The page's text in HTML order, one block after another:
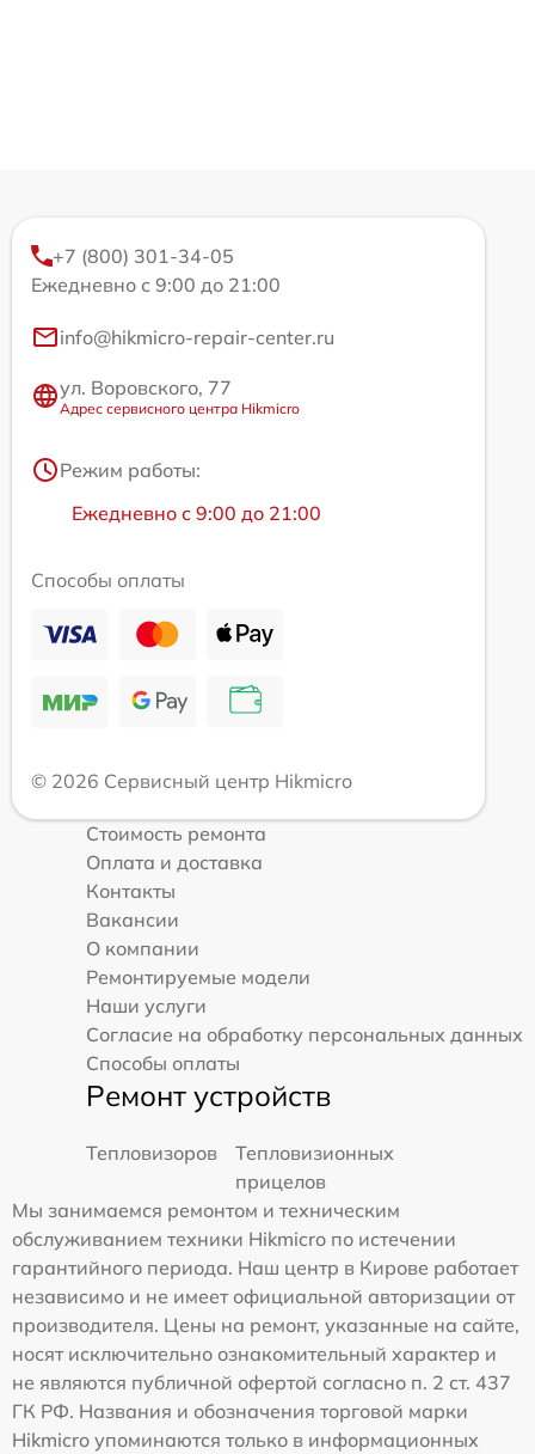
+7 (800) 301-34-05
Ежедневно с 9:00 до 21:00
info@hikmicro-repair-center.ru
ул. Воровского, 77
Адрес сервисного центра Hikmicro
Режим работы:
Ежедневно с 9:00 до 21:00
Способы оплаты
© 2026 Сервисный центр Hikmicro
Стоимость ремонта
Оплата и доставка
Контакты
Вакансии
О компании
Ремонтируемые модели
Наши услуги
Согласие на обработку персональных данных
Способы оплаты
Ремонт устройств
Тепловизоров
Тепловизионных
прицелов
Мы занимаемся ремонтом и техническим
обслуживанием техники Hikmicro по истечении
гарантийного периода. Наш центр в Кирове работает
независимо и не имеет официальной авторизации от
производителя. Цены на ремонт, указанные на сайте,
носят исключительно ознакомительный характер и
не являются публичной офертой согласно п. 2 ст. 437
ГК РФ. Названия и обозначения торговой марки
Hikmicro упоминаются только в информационных